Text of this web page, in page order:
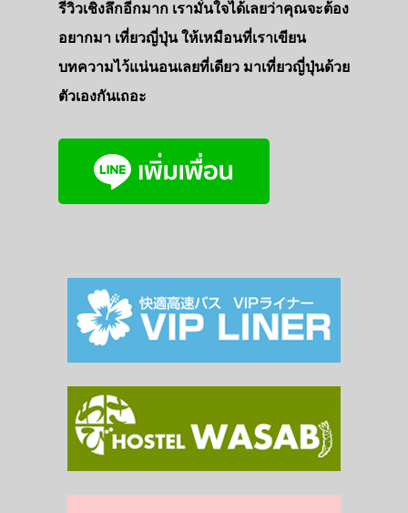
รีวิวเชิงลึกอีกมาก เรามั่นใจได้เลยว่าคุณจะต้อง
อยากมา เที่ยวญี่ปุ่น ให้เหมือนที่เราเขียน
บทความไว้แน่นอนเลยที่เดียว มาเที่ยวญี่ปุ่นด้วย
ตัวเองกันเถอะ